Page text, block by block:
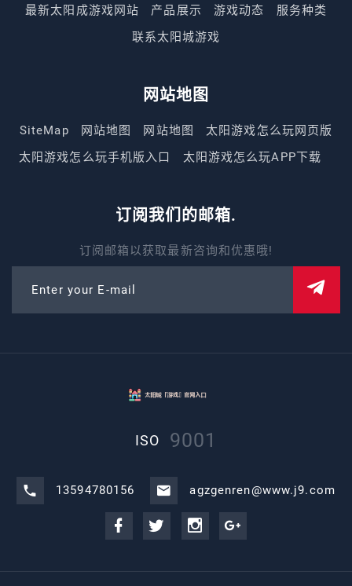
最新太阳成游戏网站 产品展示 游戏动态
服务种类
联系太阳城游戏
网站地图
SiteMap 网站地图 网站地图
太阳游戏怎么玩网页版
太阳游戏怎么玩手机版入口
太阳游戏怎么玩APP下载
订阅我们的邮箱.
订阅邮箱以获取最新咨询和优惠哦!
Enter your E-mail
ISO 9001
13594780156 agzgenren@www.j9.com